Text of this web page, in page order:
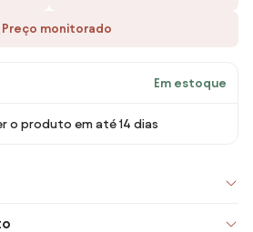
Preço monitorado
Em estoque
o produto em até 14 dias